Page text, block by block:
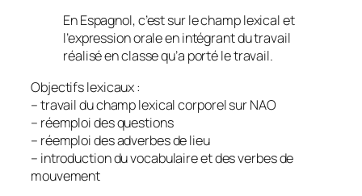
En Espagnol, c’est sur le champ lexical et
l’expression orale en intégrant du travail
réalisé en classe qu’a porté le travail.
Objectifs lexicaux :
– travail du champ lexical corporel sur NAO
– réemploi des questions
– réemploi des adverbes de lieu
– introduction du vocabulaire et des verbes de
mouvement